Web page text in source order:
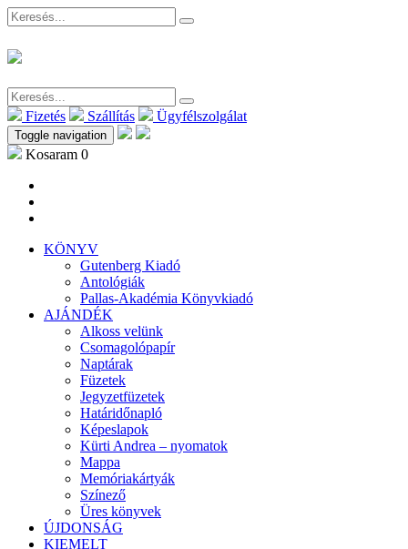
Fizetés Szállítás Ügyfélszolgálat
Toggle navigation
Kosaram 0
KÖNYV
Gutenberg Kiadó
Antológiák
Pallas-Akadémia Könyvkiadó
AJÁNDÉK
Alkoss velünk
Csomagolópapír
Naptárak
Füzetek
Jegyzetfüzetek
Határidőnapló
Képeslapok
Kürti Andrea – nyomatok
Mappa
Memóriakártyák
Színező
Üres könyvek
ÚJDONSÁG
KIEMELT